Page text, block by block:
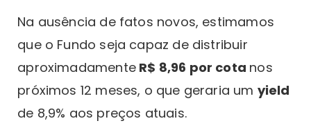
Na ausência de fatos novos, estimamos
que o Fundo seja capaz de distribuir
aproximadamenteR$ 8,96 por cota nos
próximos 12 meses, o que geraria um yield
de 8,9% aos preços atuais.